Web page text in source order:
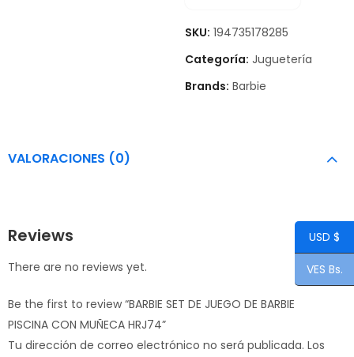
SKU: 194735178285
Categoría: Juguetería
Brands: Barbie
VALORACIONES (0)
Reviews
There are no reviews yet.
Be the first to review “BARBIE SET DE JUEGO DE BARBIE
PISCINA CON MUÑECA HRJ74”
Tu dirección de correo electrónico no será publicada. Los
USD $
VES Bs.